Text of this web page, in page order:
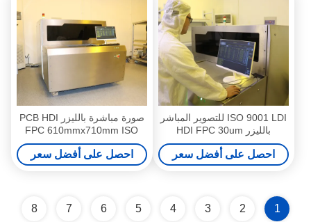
ISO 9001 LDI للتصوير المباشر
بالليزر HDI FPC 30um
احصل على أفضل سعر
صورة مباشرة بالليزر PCB HDI
FPC 610mmx710mm ISO
9001
احصل على أفضل سعر
1
2
3
4
5
6
7
8